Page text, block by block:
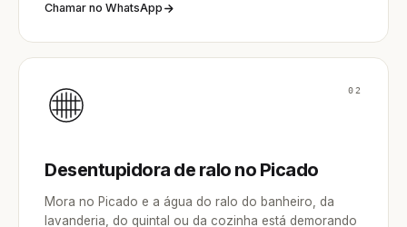
Chamar no WhatsApp
02
Desentupidora de ralo no Picado
Mora no Picado e a água do ralo do banheiro, da
lavanderia, do quintal ou da cozinha está demorando